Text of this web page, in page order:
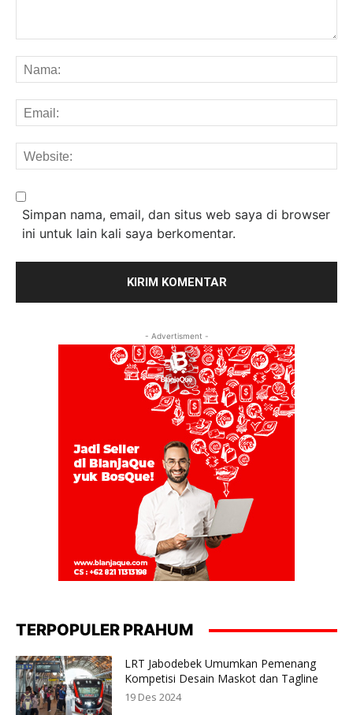
Simpan nama, email, dan situs web saya di browser
ini untuk lain kali saya berkomentar.
- Advertisment -
TERPOPULER PRAHUM
LRT Jabodebek Umumkan Pemenang
Kompetisi Desain Maskot dan Tagline
19 Des 2024